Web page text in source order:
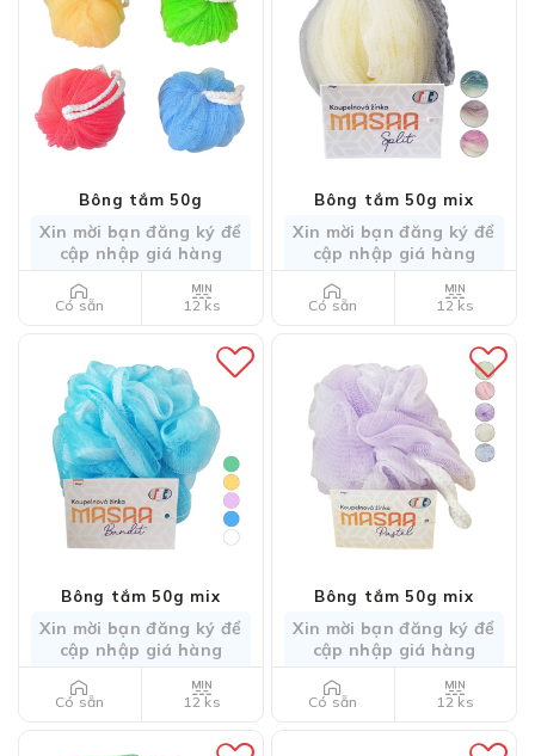
Bông tắm 50g
Xin mời bạn đăng ký để
cập nhập giá hàng
Có sẵn 12 ks
Bông tắm 50g mix
Xin mời bạn đăng ký để
cập nhập giá hàng
Có sẵn 12 ks
Bông tắm 50g mix
Xin mời bạn đăng ký để
cập nhập giá hàng
Có sẵn 12 ks
Bông tắm 50g mix
Xin mời bạn đăng ký để
cập nhập giá hàng
Có sẵn 12 ks